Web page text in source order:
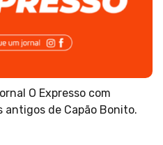
O Expresso com
antigos de Capão Bonito.